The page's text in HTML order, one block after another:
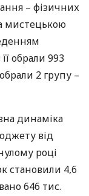
– фізичних
мистецькою
обрали 993
2 групу –
динаміка
від
році
становили 4,6
646 тис.